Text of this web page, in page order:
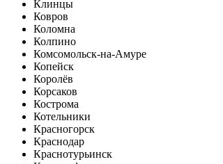
Клинцы
Ковров
Коломна
Колпино
Комсомольск-на-Амуре
Копейск
Королёв
Корсаков
Кострома
Котельники
Красногорск
Краснодар
Краснотурьинск